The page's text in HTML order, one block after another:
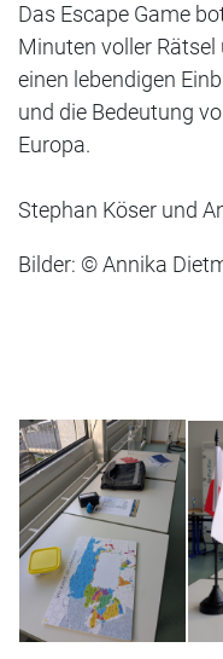
Das Escape Game
Minuten voller
einen lebendigen
und die Bedeutung
Europa.
Stephan Köser und
Bilder: © Annika